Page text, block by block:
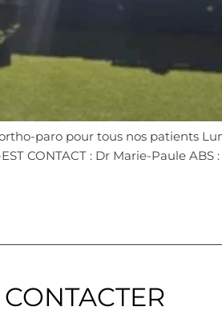
paro pour tous nos patients
CONTACT : Dr Marie-Paule